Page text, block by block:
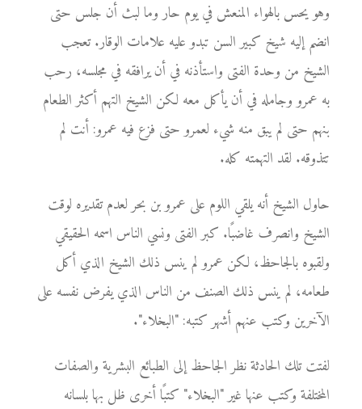
وهو يحس بالهواء المنعش في يوم حار وما لبث أن جلس حتى
انضم إليه شيخ كبير السن تبدو عليه علامات الوقار. تعجب
الشيخ من وحدة الفتى واستأذنه في أن يرافقه في مجلسه، رحب
به عمرو وجامله في أن يأكل معه لكن الشيخ التهم أكثر الطعام
بنهم حتى لم يبق منه شيء لعمرو حتى فزع فيه عمرو: أنت لم
تتذوقه. لقد التهمته كله.
حاول الشيخ أنه يلقي اللوم على عمرو بن بحر لعدم تقديره لوقت
الشيخ وانصرف غاضبًا. كبر الفتى ونسي الناس اسمه الحقيقي
ولقبوه بالجاحظ، لكن عمرو لم ينس ذلك الشيخ الذي أكل
طعامه، لم ينس ذلك الصنف من الناس الذي يفرض نفسه على
الآخرين وكتب عنهم أشهر كتبه: "البخلاء".
لفتت تلك الحادثة نظر الجاحظ إلى الطبائع البشرية والصفات
المختلفة وكتب عنها غير "البخلاء" كتبًا أخرى ظل بها بلسانه